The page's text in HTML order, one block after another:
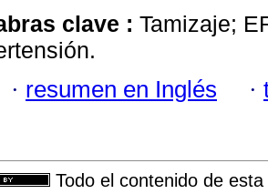
clave : Tamizaje;
· resumen en Inglés ·
Todo el contenido de